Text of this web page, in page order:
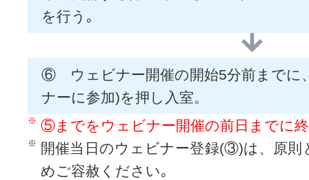
を行う｡
⑥ ウェビナー開催の開始5分前までに
ナーに参加)を押し入室。
⑤までをウェビナー開催の前日までに
開催当日のウェビナー登録(③)は、原則
めご容赦ください｡